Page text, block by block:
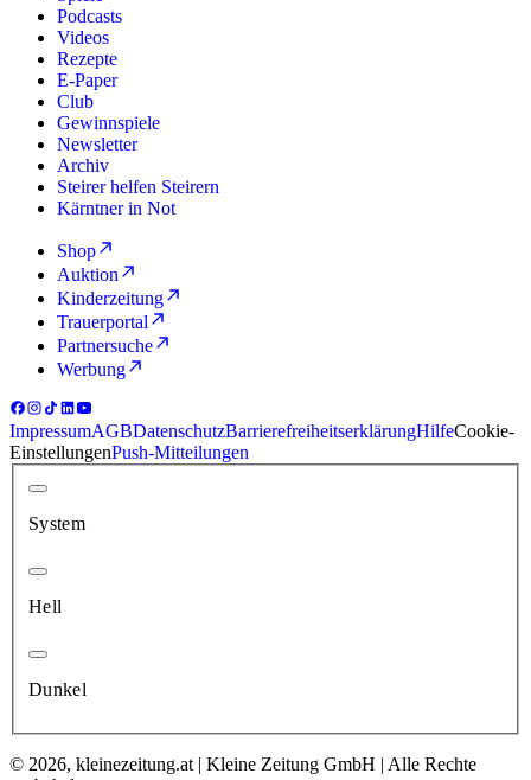
Podcasts
Videos
Rezepte
E-Paper
Club
Gewinnspiele
Newsletter
Archiv
Steirer helfen Steirern
Kärntner in Not
Shop
Auktion
Kinderzeitung
Trauerportal
Partnersuche
Werbung
ImpressumAGBDatenschutzBarrierefreiheitserklärungHilfeCookie-
EinstellungenPush-Mitteilungen
System
Hell
Dunkel
© 2026, kleinezeitung.at | Kleine Zeitung GmbH | Alle Rechte